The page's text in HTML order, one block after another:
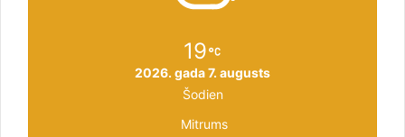
19
2026. gada 7. augusts
Šodien
Mitrums